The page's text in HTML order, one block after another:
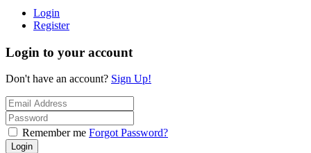
Login
Register
Login to your account
Don't have an account? Sign Up!
Remember me Forgot Password?
Login